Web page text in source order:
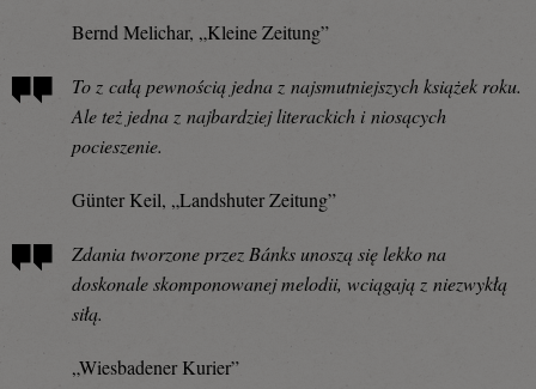
Bernd Melichar, „Kleine Zeitung”
To z całą pewnością jedna z najsmutniejszych książek roku.
Ale też jedna z najbardziej literackich i niosących
pocieszenie.
Günter Keil, „Landshuter Zeitung”
Zdania tworzone przez Bánks unoszą się lekko na
doskonale skomponowanej melodii, wciągają z niezwykłą
siłą.
„Wiesbadener Kurier”